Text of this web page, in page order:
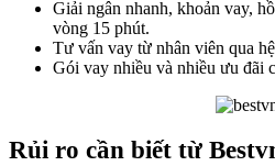
Giải ngân nhanh, khoản vay,
vòng 15 phút.
Tư vấn vay từ nhân viên qua
Gói vay nhiều và nhiều ưu đãi
Rủi ro cần biết từ